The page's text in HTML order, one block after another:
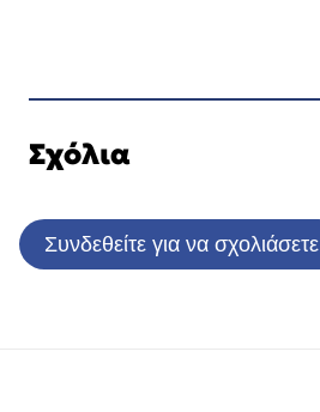
Σχόλια
Συνδεθείτε για να σχολιάσετε